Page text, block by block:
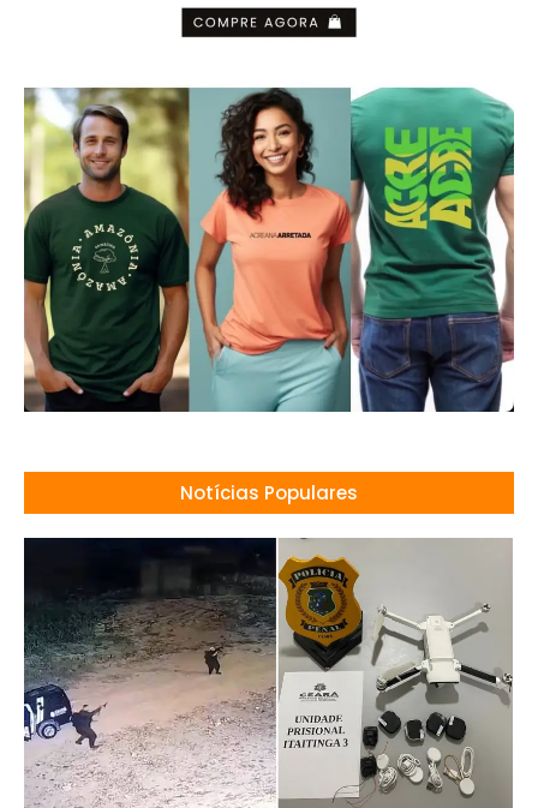
Notícias Populares